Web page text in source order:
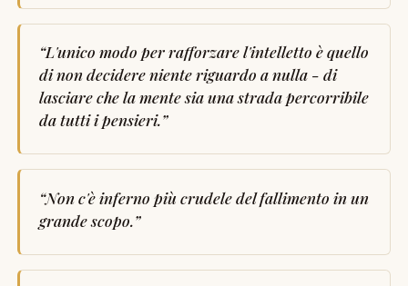
“L'unico modo per rafforzare l'intelletto è quello
di non decidere niente riguardo a nulla - di
lasciare che la mente sia una strada percorribile
da tutti i pensieri.”
“Non c'è inferno più crudele del fallimento in un
grande scopo.”